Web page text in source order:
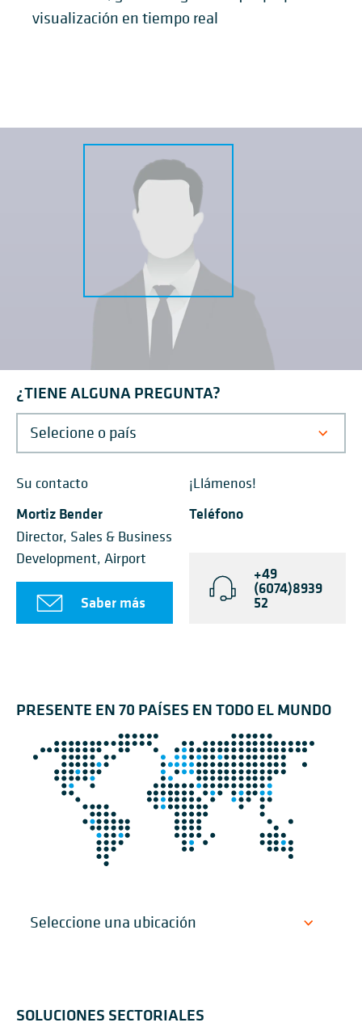
visualización en tiempo real
¿TIENE ALGUNA PREGUNTA?
Su contacto
Mortiz Bender
Director, Sales & Business
Development, Airport
Saber más
¡Llámenos!
Teléfono
+49
(6074)8939
52
PRESENTE EN 70 PAÍSES EN TODO EL MUNDO
SOLUCIONES SECTORIALES